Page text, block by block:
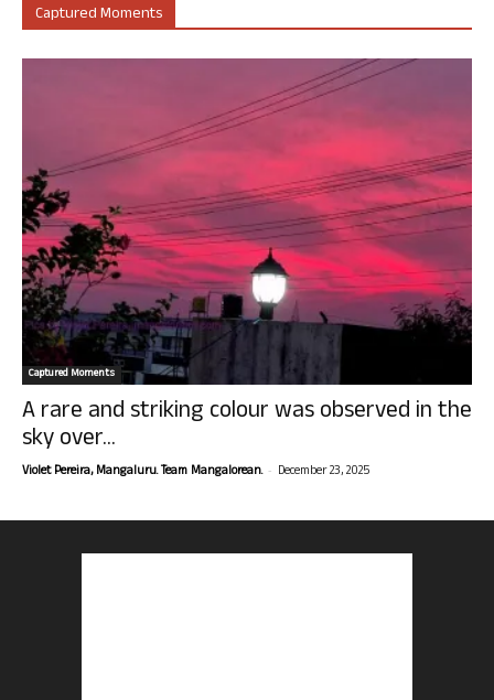
Captured Moments
Captured Moments
A rare and striking colour was observed in the
sky over...
Violet Pereira, Mangaluru. Team Mangalorean. - December 23, 2025